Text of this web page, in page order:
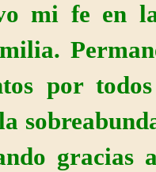
mi fe en
por
gracias